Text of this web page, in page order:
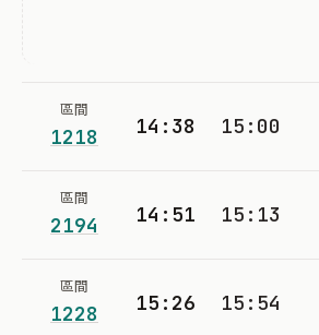
區間
1218 14:38 15:00
區間
2194 14:51 15:13
區間
1228 15:26 15:54